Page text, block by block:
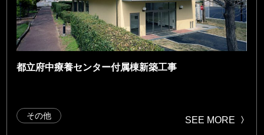
都立府中療養センター付属棟新築工事
その他 SEE MORE